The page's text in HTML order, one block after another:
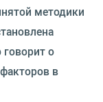
методики
о
в